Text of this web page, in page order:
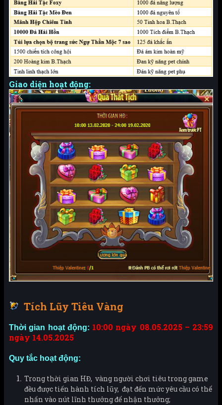
Giao diện hoạt động:
Tích Lũy Tiêu Vàng
Thời gian hoạt động: 10:00 ngày 08.05.2025 – 23:59
ngày 14.05.2025
Quy tắc hoạt động:
Trong thời gian HĐ, vàng người chơi tiêu trong game
đều được tiến hành tích lũy, đạt đến mức yêu cầu có thể
nhấn vào nút lĩnh thưởng để nhận thưởng;